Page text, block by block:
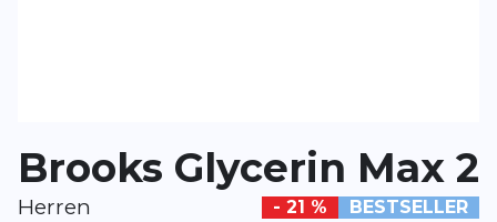
Dieses Formular ist durch reCAPTCHA geschützt – es gelten die
Brooks Glycerin Max 2
Herren - 21 % BESTSELLER